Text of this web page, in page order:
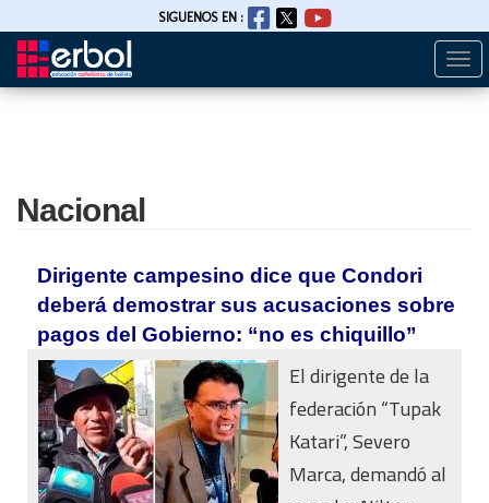
Pasar
SIGUENOS EN :
Nacional
Dirigente campesino dice que Condori
deberá demostrar sus acusaciones sobre
pagos del Gobierno: “no es chiquillo”
El dirigente de la
federación “Tupak
Katari”, Severo
Marca, demandó al